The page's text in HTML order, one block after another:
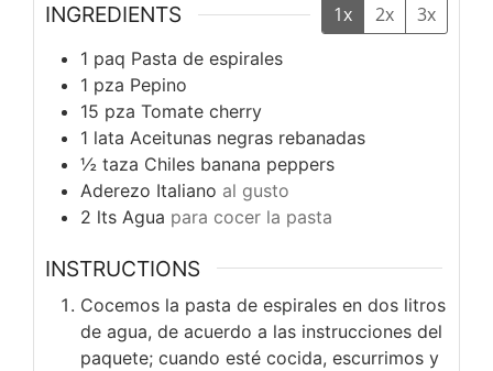
INGREDIENTS 1x 2x 3x
1 paq Pasta de espirales
1 pza Pepino
15 pza Tomate cherry
1 lata Aceitunas negras rebanadas
½ taza Chiles banana peppers
Aderezo Italiano al gusto
2 lts Agua para cocer la pasta
INSTRUCTIONS
Cocemos la pasta de espirales en dos litros
de agua, de acuerdo a las instrucciones del
paquete; cuando esté cocida, escurrimos y